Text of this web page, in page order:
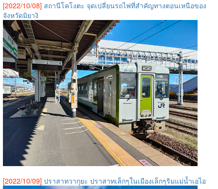
[2022/10/08] สถานีโคโงตะ จุดเปลี่ยนรถไฟที่สำคัญทางตอนเหนือของ
จังหวัดมิยางิ
[2022/10/09] ปราสาทวากุยะ ปราสาทเล็กๆในเมืองเล็กๆริมแม่น้ำเอไอ